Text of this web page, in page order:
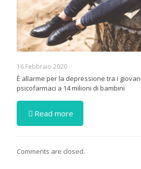
16 Febbraio 2020
È allarme per la depressione tra i
psicofarmaci a 14 milioni di bambini
Read more
Comments are closed.